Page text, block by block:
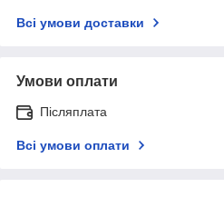
Всі умови доставки
Умови оплати
Післяплата
Всі умови оплати